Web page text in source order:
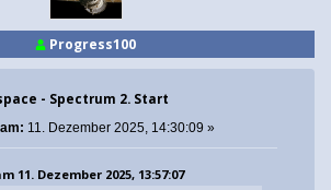
Progress100
- Spectrum 2. Start
11. Dezember 2025, 14:30:09 »
11. Dezember 2025, 13:57:07